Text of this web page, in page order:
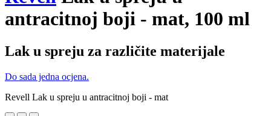
antracitnoj boji - mat, 100 ml
Lak u spreju za različite materijale
Do sada jedna ocjena.
Revell Lak u spreju u antracitnoj boji - mat